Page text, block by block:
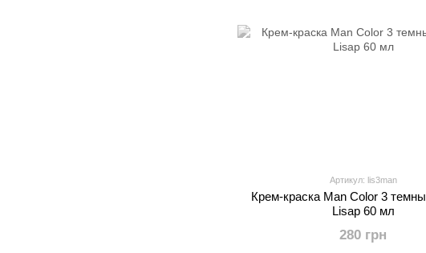
Артикул: lis3man
Крем-краска Man Color 3
Lisap 60 мл
280 грн